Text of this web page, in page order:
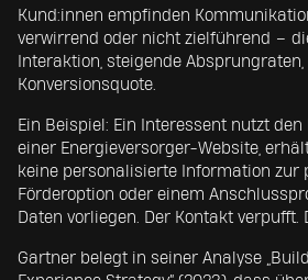
Kund:innen empfinden
verwirrend oder nicht zielführend –
Interaktion, steigende
Konversionsquote.
Ein Beispiel: Ein Interessent nutzt
einer Energieversorger-Website,
keine personalisierte Information zur
Förderoption oder einem
Daten vorliegen. Der Kontakt verpufft.
Gartner belegt in seiner Analyse